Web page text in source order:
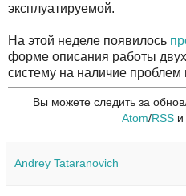
эксплуатируемой.
На этой неделе появилось
форме описания работы
систему на наличие
Вы можете следить за
Atom/RSS и
Andrey Tataranovich